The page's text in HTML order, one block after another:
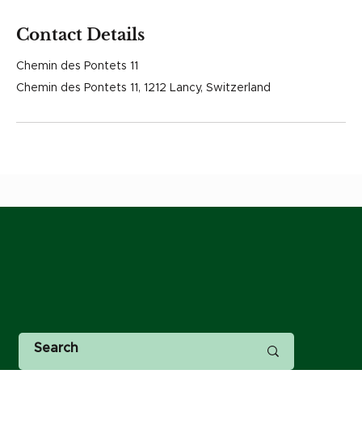
Contact Details
Chemin des Pontets 11
Chemin des Pontets 11, 1212 Lancy, Switzerland